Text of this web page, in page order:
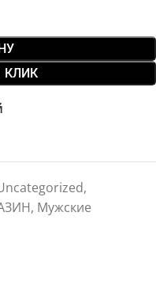
КЛИК
,
, Мужские